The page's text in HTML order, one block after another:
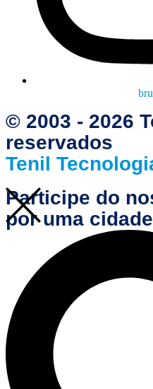
© 2003 - 2026
reservados
Tenil
Participe do
por uma